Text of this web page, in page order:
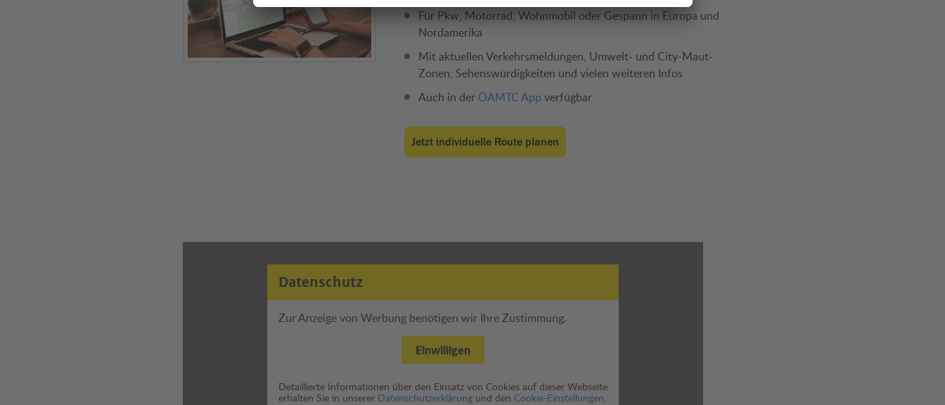
Für Pkw, Motorrad, Wohnmobil oder Gespann in Europa und
Nordamerika
Mit aktuellen Verkehrsmeldungen, Umwelt- und City-Maut-
Zonen, Sehenswürdigkeiten und vielen weiteren Infos
Auch in der ÖAMTC App verfügbar
Jetzt individuelle Route planen
Datenschutz
Zur Anzeige von Werbung benötigen wir Ihre Zustimmung.
Einwilligen
Detaillierte Informationen über den Einsatz von Cookies auf dieser Webseite
erhalten Sie in unserer Datenschutzerklärung und den Cookie-Einstellungen.